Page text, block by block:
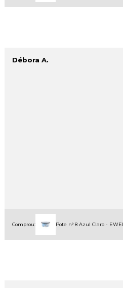
Débora A.
Comprou: Pote n° 8 Azul Claro -